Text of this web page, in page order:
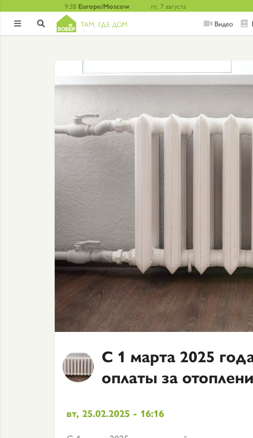
9:38 Europe/Moscow пт, 7 августа
  ТАМ, ГДЕ ДОМ Видео
С 1 марта 2025
оплаты за
вт, 25.02.2025 - 16:16